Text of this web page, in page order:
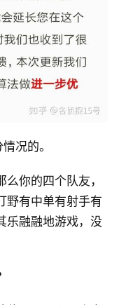
况的。
你的四个队友，
野有中单有射手有
乐融融地游戏，没